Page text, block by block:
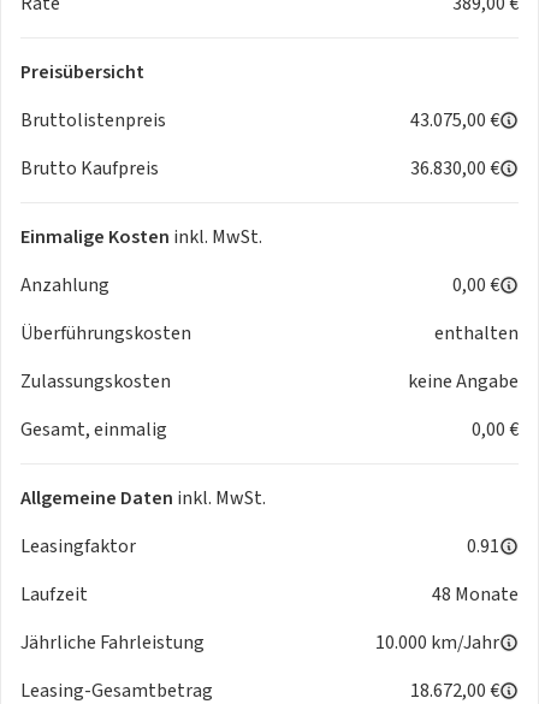
Preisübersicht
Bruttolistenpreis
43.075,00 €
Brutto Kaufpreis
36.830,00 €
Einmalige Kosten inkl. MwSt.
Anzahlung
0,00 €
Überführungskosten
enthalten
Zulassungskosten
keine Angabe
Gesamt, einmalig
0,00 €
Allgemeine Daten inkl. MwSt.
Leasingfaktor
0.91
Laufzeit
48 Monate
Jährliche Fahrleistung
10.000 km/Jahr
Leasing-Gesamtbetrag
18.672,00 €